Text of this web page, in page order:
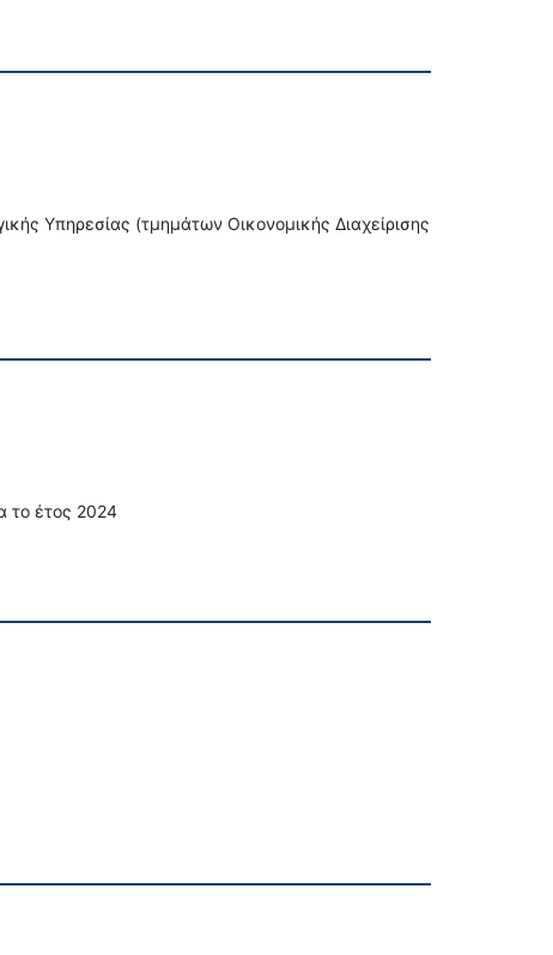
Υπηρεσίας (τμημάτων Οικονομικής Διαχείρισης
το έτος 2024